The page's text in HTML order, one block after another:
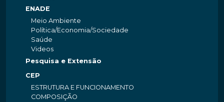
ENADE
Meio Ambiente
Política/Economia/Sociedade
Saúde
Videos
Pesquisa e Extensão
CEP
ESTRUTURA E FUNCIONAMENTO
COMPOSIÇÃO